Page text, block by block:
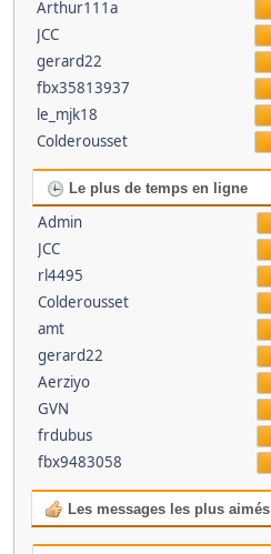
Arthur111a
JCC
gerard22
fbx35813937
le_mjk18
Colderousset
Le plus de temps en ligne
Admin
JCC
rl4495
Colderousset
amt
gerard22
Aerziyo
GVN
frdubus
fbx9483058
Les messages les plus aimés